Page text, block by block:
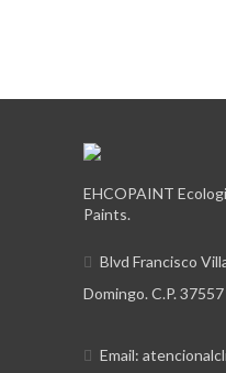
EHCOPAINT
Paints.
Blvd Francisco
Domingo. C.P.
Email: